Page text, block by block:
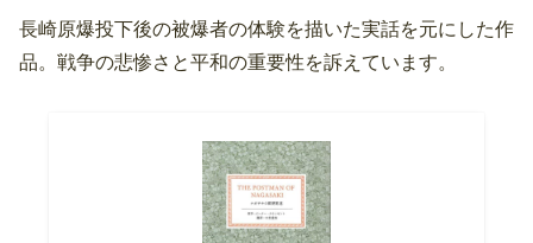
長崎原爆投下後の被爆者の体験を描いた実話を元にした作
品。戦争の悲惨さと平和の重要性を訴えています。